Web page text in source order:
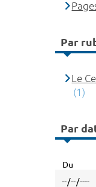
Par
Le
(1)
Par
Du